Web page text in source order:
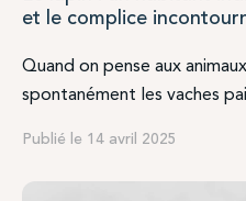
et le complice
Quand on pense aux
spontanément les vaches
Publié le 14 avril 2025